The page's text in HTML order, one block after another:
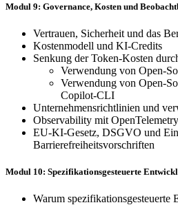
Modul 9: Governance, Kosten und
Vertrauen, Sicherheit und das
Kostenmodell und KI-Credits
Senkung der Token-Kosten
Verwendung von Open-
Verwendung von Open-
Copilot-CLI
Unternehmensrichtlinien und
Observability mit OpenTelemetry
EU-KI-Gesetz, DSGVO und
Barrierefreiheitsvorschriften
Modul 10: Spezifikationsgesteuerte
Warum spezifikationsgesteuerte